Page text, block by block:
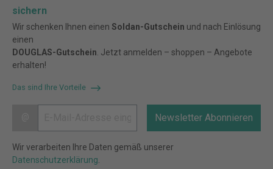
sichern
Wir schenken Ihnen einen Soldan-Gutschein und nach Einlösung
einen
DOUGLAS-Gutschein . Jetzt anmelden – shoppen – Angebote
erhalten!
Das sind Ihre Vorteile
Newsletter Abonnieren
Wir verarbeiten Ihre Daten gemäß unserer
Datenschutzerklärung